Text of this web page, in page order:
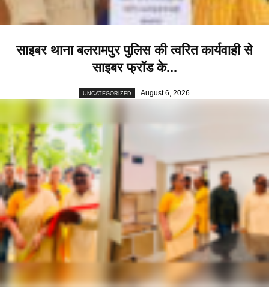
साइबर थाना बलरामपुर पुलिस की त्वरित कार्यवाही से
साइबर फ्रॉड के...
UNCATEGORIZED August 6, 2026